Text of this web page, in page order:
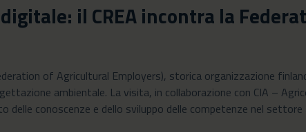
il CREA incontra la
of Agricultural Employers), storica organizzazione
ambientale. La visita, in collaborazione con CIA –
conoscenze e dello sviluppo delle competenze nel settore